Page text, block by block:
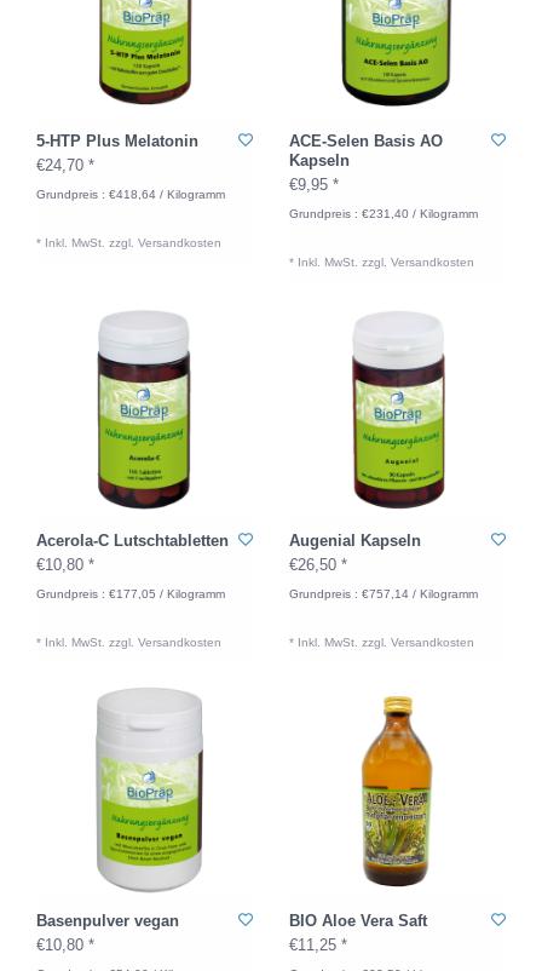
5-HTP Plus Melatonin
€24,70 *
Grundpreis : €418,64 / Kilogramm
* Inkl. MwSt. zzgl. Versandkosten
ACE-Selen Basis AO
Kapseln
€9,95 *
Grundpreis : €231,40 / Kilogramm
* Inkl. MwSt. zzgl. Versandkosten
Acerola-C Lutschtabletten
€10,80 *
Grundpreis : €177,05 / Kilogramm
* Inkl. MwSt. zzgl. Versandkosten
Augenial Kapseln
€26,50 *
Grundpreis : €757,14 / Kilogramm
* Inkl. MwSt. zzgl. Versandkosten
Basenpulver vegan
€10,80 *
BIO Aloe Vera Saft
€11,25 *